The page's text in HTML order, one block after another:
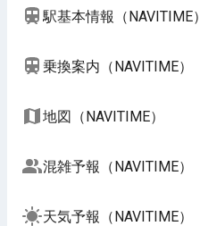
駅基本情報（NAVITIME）
乗換案内（NAVITIME）
地図（NAVITIME）
混雑予報（NAVITIME）
天気予報（NAVITIME）